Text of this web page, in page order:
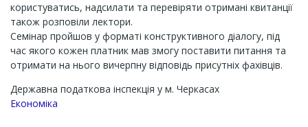
користуватись, надсилати та перевіряти отримані квитанції
також розповіли лектори.
Семінар пройшов у форматі конструктивного діалогу, під
час якого кожен платник мав змогу поставити питання та
отримати на нього вичерпну відповідь присутніх фахівців.
Державна податкова інспекція у м. Черкасах
Економіка